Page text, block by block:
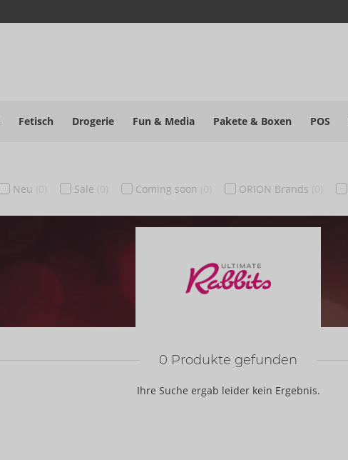
Fetisch Drogerie Fun & Media Pakete & Boxen POS
Neu (0) Sale (0) Coming soon (0) ORION Brands (0)
0 Produkte gefunden
Ihre Suche ergab leider kein Ergebnis.